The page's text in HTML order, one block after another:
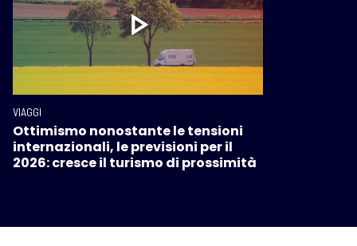
VIAGGI
Ottimismo nonostante le tensioni
internazionali, le previsioni per il
2026: cresce il turismo di prossimità